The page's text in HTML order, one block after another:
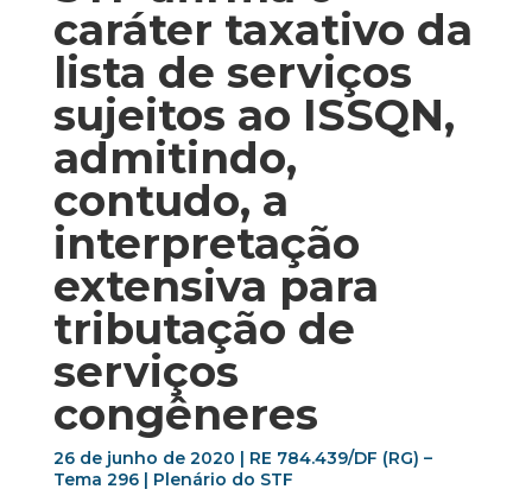
caráter taxativo da
lista de serviços
sujeitos ao ISSQN,
admitindo,
contudo, a
interpretação
extensiva para
tributação de
serviços
congêneres
26 de junho de 2020 | RE 784.439/DF (RG) –
Tema 296 | Plenário do STF